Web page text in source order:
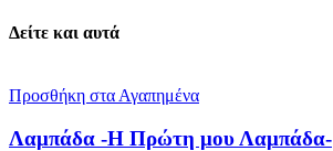
Δείτε και αυτά
Προσθήκη στα Αγαπημένα
Λαμπάδα -Η Πρώτη μου Λαμπάδα-